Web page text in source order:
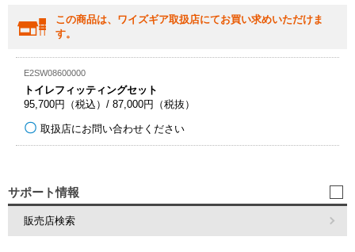
この商品は、ワイズギア取扱店にてお買い求めいただけま
す。
E2SW08600000
トイレフィッティングセット
95,700円（税込）/ 87,000円（税抜）
取扱店にお問い合わせください
サポート情報
販売店検索